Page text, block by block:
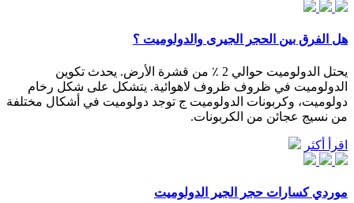
هل الفرق بين الحجر الجيرى والدولوميت ؟
يحتل الدولوميت حوالي 2 ٪ من قشرة الأرض. يحدث تكوين
الدولوميت في ظروف ظروف لاهوائية. يتشكل على شكل رخام
دولوميت، وكربونات الدولوميت ج توجد دولوميت في أشكال مختلفة
من نسيج عجائن من الكربونات.
اقرأ أكثر
موردي كسارات حجر الجير الدولوميت